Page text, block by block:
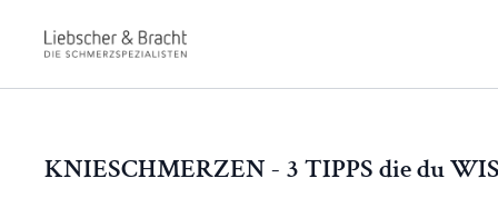
KNIESCHMERZEN - 3 TIPPS die du